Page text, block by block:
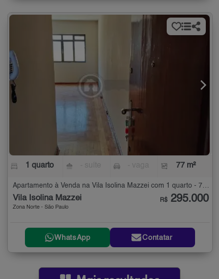
1 quarto 77 m²
Apartamento à Venda na Vila Isolina Mazzei com 1 quarto - 77 m²
Vila Isolina Mazzei
Zona Norte - São Paulo
R$ 295.000
WhatsApp Contatar